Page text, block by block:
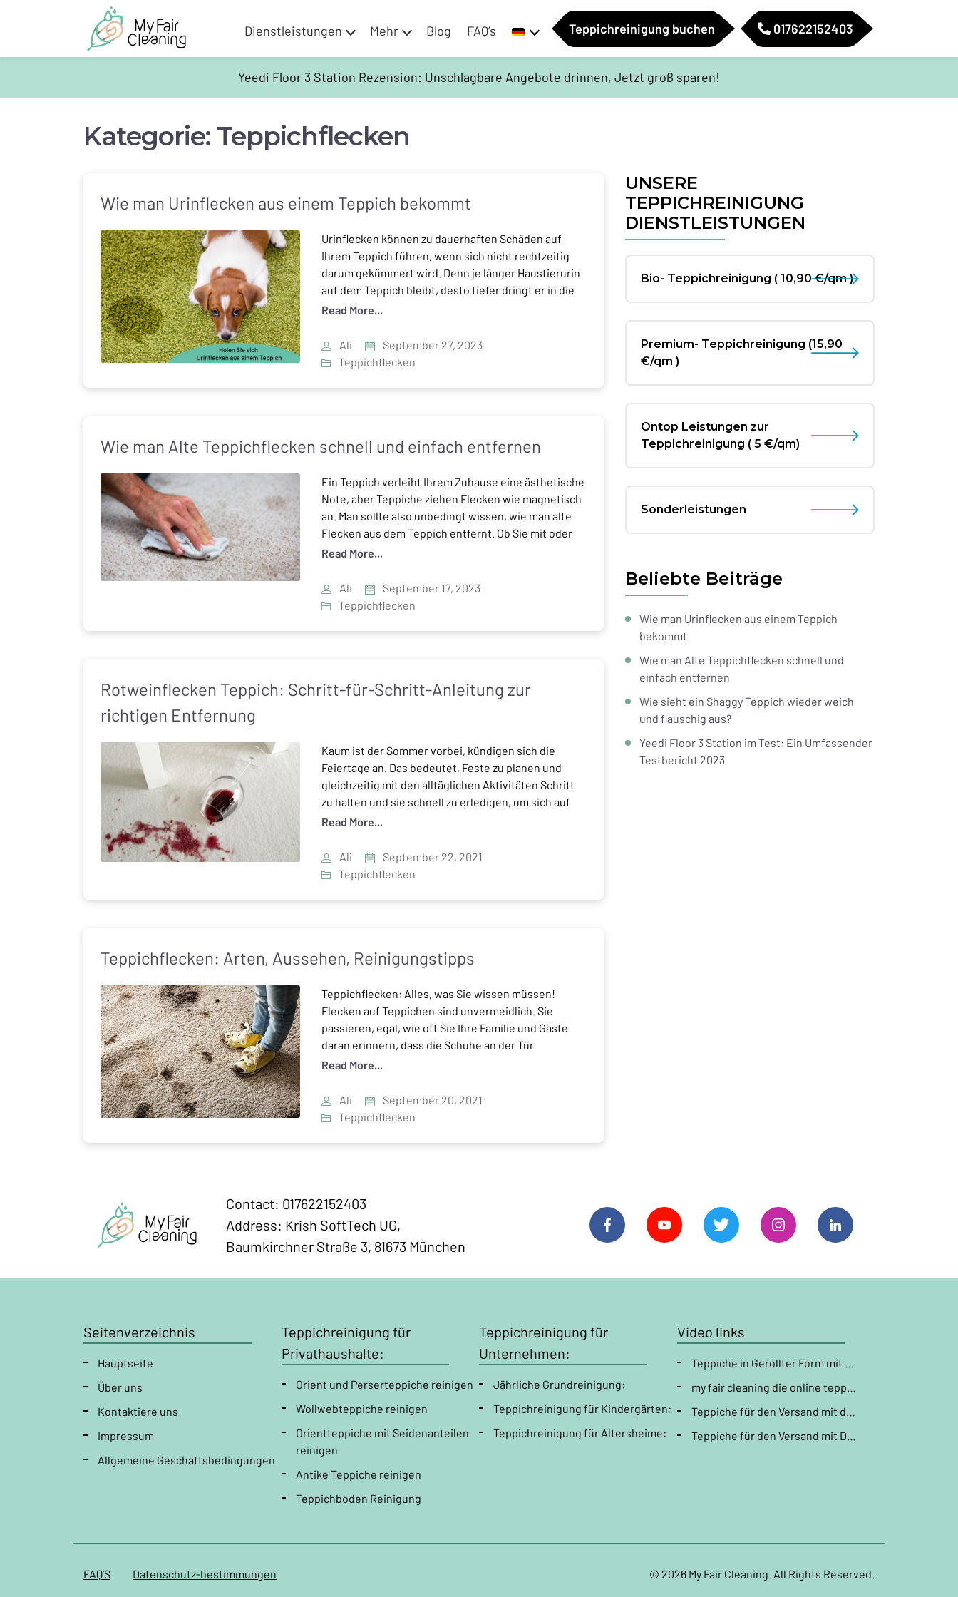
Yeedi Floor 3 Station Rezension: Unschlagbare Angebote drinnen, Jetzt groß sparen!
Dienstleistungen Mehr Blog FAQ’s Teppichreinigung buchen 017622152403
Kategorie: Teppichflecken
Wie man Urinflecken aus einem Teppich bekommt
Urinflecken können zu dauerhaften Schäden auf
Ihrem Teppich führen, wenn sich nicht rechtzeitig
darum gekümmert wird. Denn je länger Haustierurin
auf dem Teppich bleibt, desto tiefer dringt er in die
Fasern, wodurch sich der Fleck verschlimmert und
verschwindet. Obwohl man den Fleck am besten
sofort beseitigen sollte, […]
Read More...
Ali
September 27, 2023
Teppichflecken
Wie man Alte Teppichflecken schnell und einfach entfernen
Ein Teppich verleiht Ihrem Zuhause eine ästhetische
Note, aber Teppiche ziehen Flecken wie magnetisch
an. Man sollte also unbedingt wissen, wie man alte
Flecken aus dem Teppich entfernt. Ob Sie mit oder
ohne Kinder und Haustiere leben, irgendwann
Teppich. Sicher, sofort zu handeln ist das Beste, […]
Read More...
Ali
September 17, 2023
Teppichflecken
Rotweinflecken Teppich: Schritt-für-Schritt-Anleitung zur
richtigen Entfernung
Kaum ist der Sommer vorbei, kündigen sich die
Feiertage an. Das bedeutet, Feste zu planen und
gleichzeitig mit den alltäglichen Aktivitäten Schritt
zu halten und sie schnell zu erledigen, um sich auf
die wichtigen Dinge des Lebens zu konzentrieren.
veranstalten oder an einem Glas Rotwein zu […]
Read More...
Ali
September 22, 2021
Teppichflecken
Teppichflecken: Arten, Aussehen, Reinigungstipps
Teppichflecken: Alles, was Sie wissen müssen!
Flecken auf Teppichen sind unvermeidlich. Sie
passieren, egal, wie oft Sie Ihre Familie und Gäste
daran erinnern, dass die Schuhe an der Tür
ausgezogen, die schmutzigen Teller in die Küche
werden sollten. Beinahe könnte man meinen, dass
alles, was nicht auf einen Teppich […]
Read More...
Ali
September 20, 2021
Teppichflecken
UNSERE
TEPPICHREINIGUNG
DIENSTLEISTUNGEN
Bio- Teppichreinigung ( 10,90 €/qm )
Premium- Teppichreinigung (15,90
€/qm )
Ontop Leistungen zur
Teppichreinigung ( 5 €/qm)
Sonderleistungen
Beliebte Beiträge
Wie man Urinflecken aus einem Teppich
bekommt
Wie man Alte Teppichflecken schnell und
einfach entfernen
Wie sieht ein Shaggy Teppich wieder weich
und flauschig aus?
Yeedi Floor 3 Station im Test: Ein Umfassender
Testbericht 2023
Contact: 017622152403
Address: Krish SoftTech UG,
Baumkirchner Straße 3, 81673 München
Seitenverzeichnis
Hauptseite
Über uns
Kontaktiere uns
Impressum
Allgemeine Geschäftsbedingungen
Teppichreinigung für
Privathaushalte:
Orient und Perserteppiche reinigen
Wollwebteppiche reinigen
Orientteppiche mit Seidenanteilen
reinigen
Antike Teppiche reinigen
Teppichboden Reinigung
Teppichreinigung für
Unternehmen:
Jährliche Grundreinigung:
Teppichreinigung für Kindergärten:
Teppichreinigung für Altersheime:
Video links
Teppiche in Gerollter Form mit der DHL versenden " Teppichreinigung "
my fair cleaning die online teppichpflege
Teppiche für den Versand mit der DHL vorbereiten ( Läufer verpacken ) " Teppichreinigung "
Teppiche für den Versand mit DHL vorbereiten ( Teppich falten ) " Teppichreinigung "
FAQ’S Datenschutz-bestimmungen © 2026 My Fair Cleaning. All Rights Reserved.